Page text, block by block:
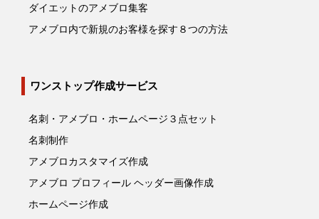
ダイエットのアメブロ集客
アメブロ内で新規のお客様を探す８つの方法
ワンストップ作成サービス
名刺・アメブロ・ホームページ３点セット
名刺制作
アメブロカスタマイズ作成
アメブロ プロフィール ヘッダー画像作成
ホームページ作成